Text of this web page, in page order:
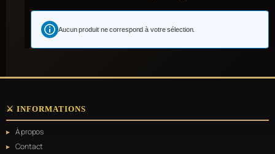
Aucun produit ne correspond à votre sélection.
⚔️ INFORMATIONS
À propos
Contact